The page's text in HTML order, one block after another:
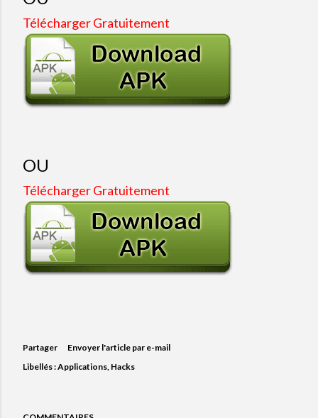
Télécharger Gratuitement
OU
Télécharger Gratuitement
Partager
Envoyer l'article par e-mail
Libellés :Applications Hacks